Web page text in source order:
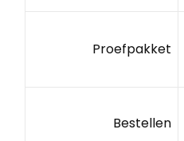
Proefpakket
Bestellen